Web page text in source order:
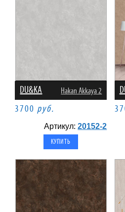
DU&KA Hakan Akkaya 2
3700 руб.
Артикул:20152-2